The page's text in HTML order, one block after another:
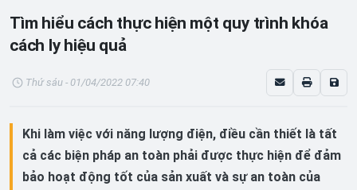
Tìm hiểu cách thực hiện một quy trình khóa
cách ly hiệu quả
Thứ sáu - 01/04/2022 07:40
Khi làm việc với năng lượng điện, điều cần thiết là tất
cả các biện pháp an toàn phải được thực hiện để đảm
bảo hoạt động tốt của sản xuất và sự an toàn của